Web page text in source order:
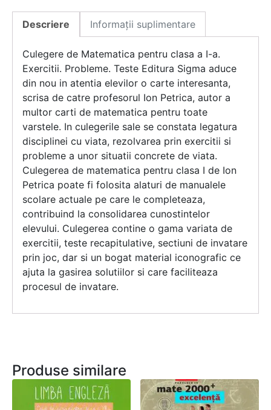
Descriere Informații suplimentare
Culegere de Matematica pentru clasa a I-a.
Exercitii. Probleme. Teste Editura Sigma aduce
din nou in atentia elevilor o carte interesanta,
scrisa de catre profesorul Ion Petrica, autor a
multor carti de matematica pentru toate
varstele. In culegerile sale se constata legatura
disciplinei cu viata, rezolvarea prin exercitii si
probleme a unor situatii concrete de viata.
Culegerea de matematica pentru clasa I de Ion
Petrica poate fi folosita alaturi de manualele
scolare actuale pe care le completeaza,
contribuind la consolidarea cunostintelor
elevului. Culegerea contine o gama variata de
exercitii, teste recapitulative, sectiuni de invatare
prin joc, dar si un bogat material iconografic ce
ajuta la gasirea solutiilor si care faciliteaza
procesul de invatare.
Produse similare